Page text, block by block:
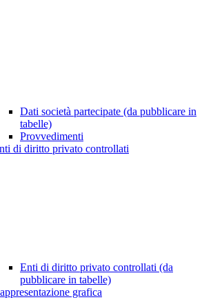
Dati società partecipate (da pubblicare in
tabelle)
Provvedimenti
di diritto privato controllati
Enti di diritto privato controllati (da
pubblicare in tabelle)
grafica